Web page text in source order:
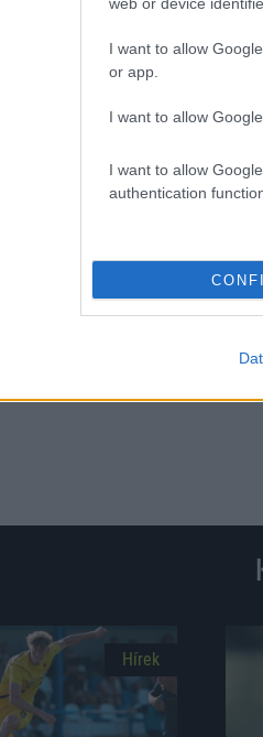
I want to allow
or app.
I want to allow
I want to allow
authentication
Haladás Unger Tamás/
Hírek